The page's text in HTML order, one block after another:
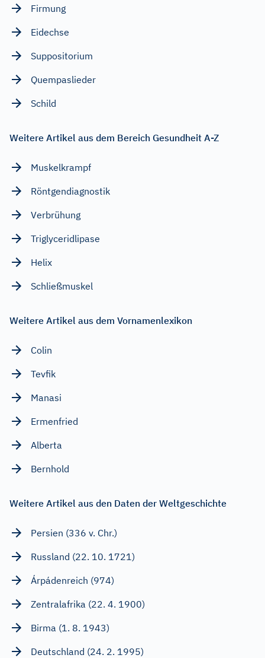
Firmung
Eidechse
Suppositorium
Quempaslieder
Schild
Weitere Artikel aus dem Bereich Gesundheit A-Z
Muskelkrampf
Röntgendiagnostik
Verbrühung
Triglyceridlipase
Helix
Schließmuskel
Weitere Artikel aus dem Vornamenlexikon
Colin
Tevfik
Manasi
Ermenfried
Alberta
Bernhold
Weitere Artikel aus den Daten der Weltgeschichte
Persien (336 v. Chr.)
Russland (22. 10. 1721)
Árpádenreich (974)
Zentralafrika (22. 4. 1900)
Birma (1. 8. 1943)
Deutschland (24. 2. 1995)